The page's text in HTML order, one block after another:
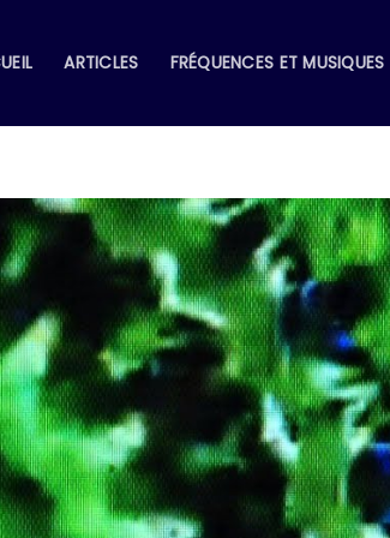
ARTICLES FRÉQUENCES ET MUSIQUES